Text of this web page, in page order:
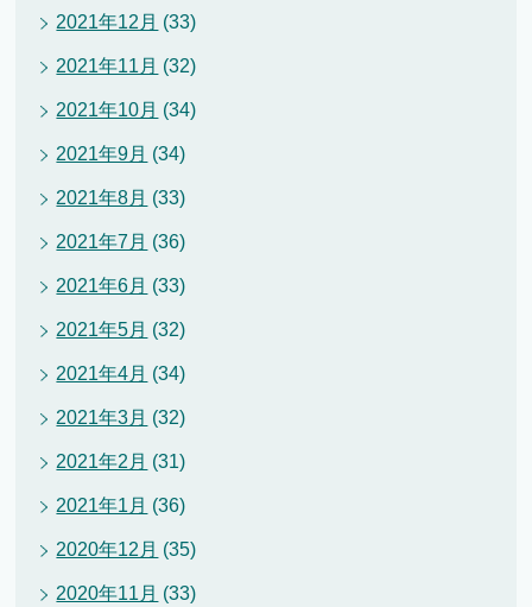
2021年12月 (33)
2021年11月 (32)
2021年10月 (34)
2021年9月 (34)
2021年8月 (33)
2021年7月 (36)
2021年6月 (33)
2021年5月 (32)
2021年4月 (34)
2021年3月 (32)
2021年2月 (31)
2021年1月 (36)
2020年12月 (35)
2020年11月 (33)